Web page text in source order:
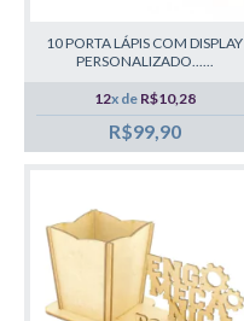
10 PORTA LÁPIS COM DISPLAY
PERSONALIZADO......
12x de R$10,28
R$99,90